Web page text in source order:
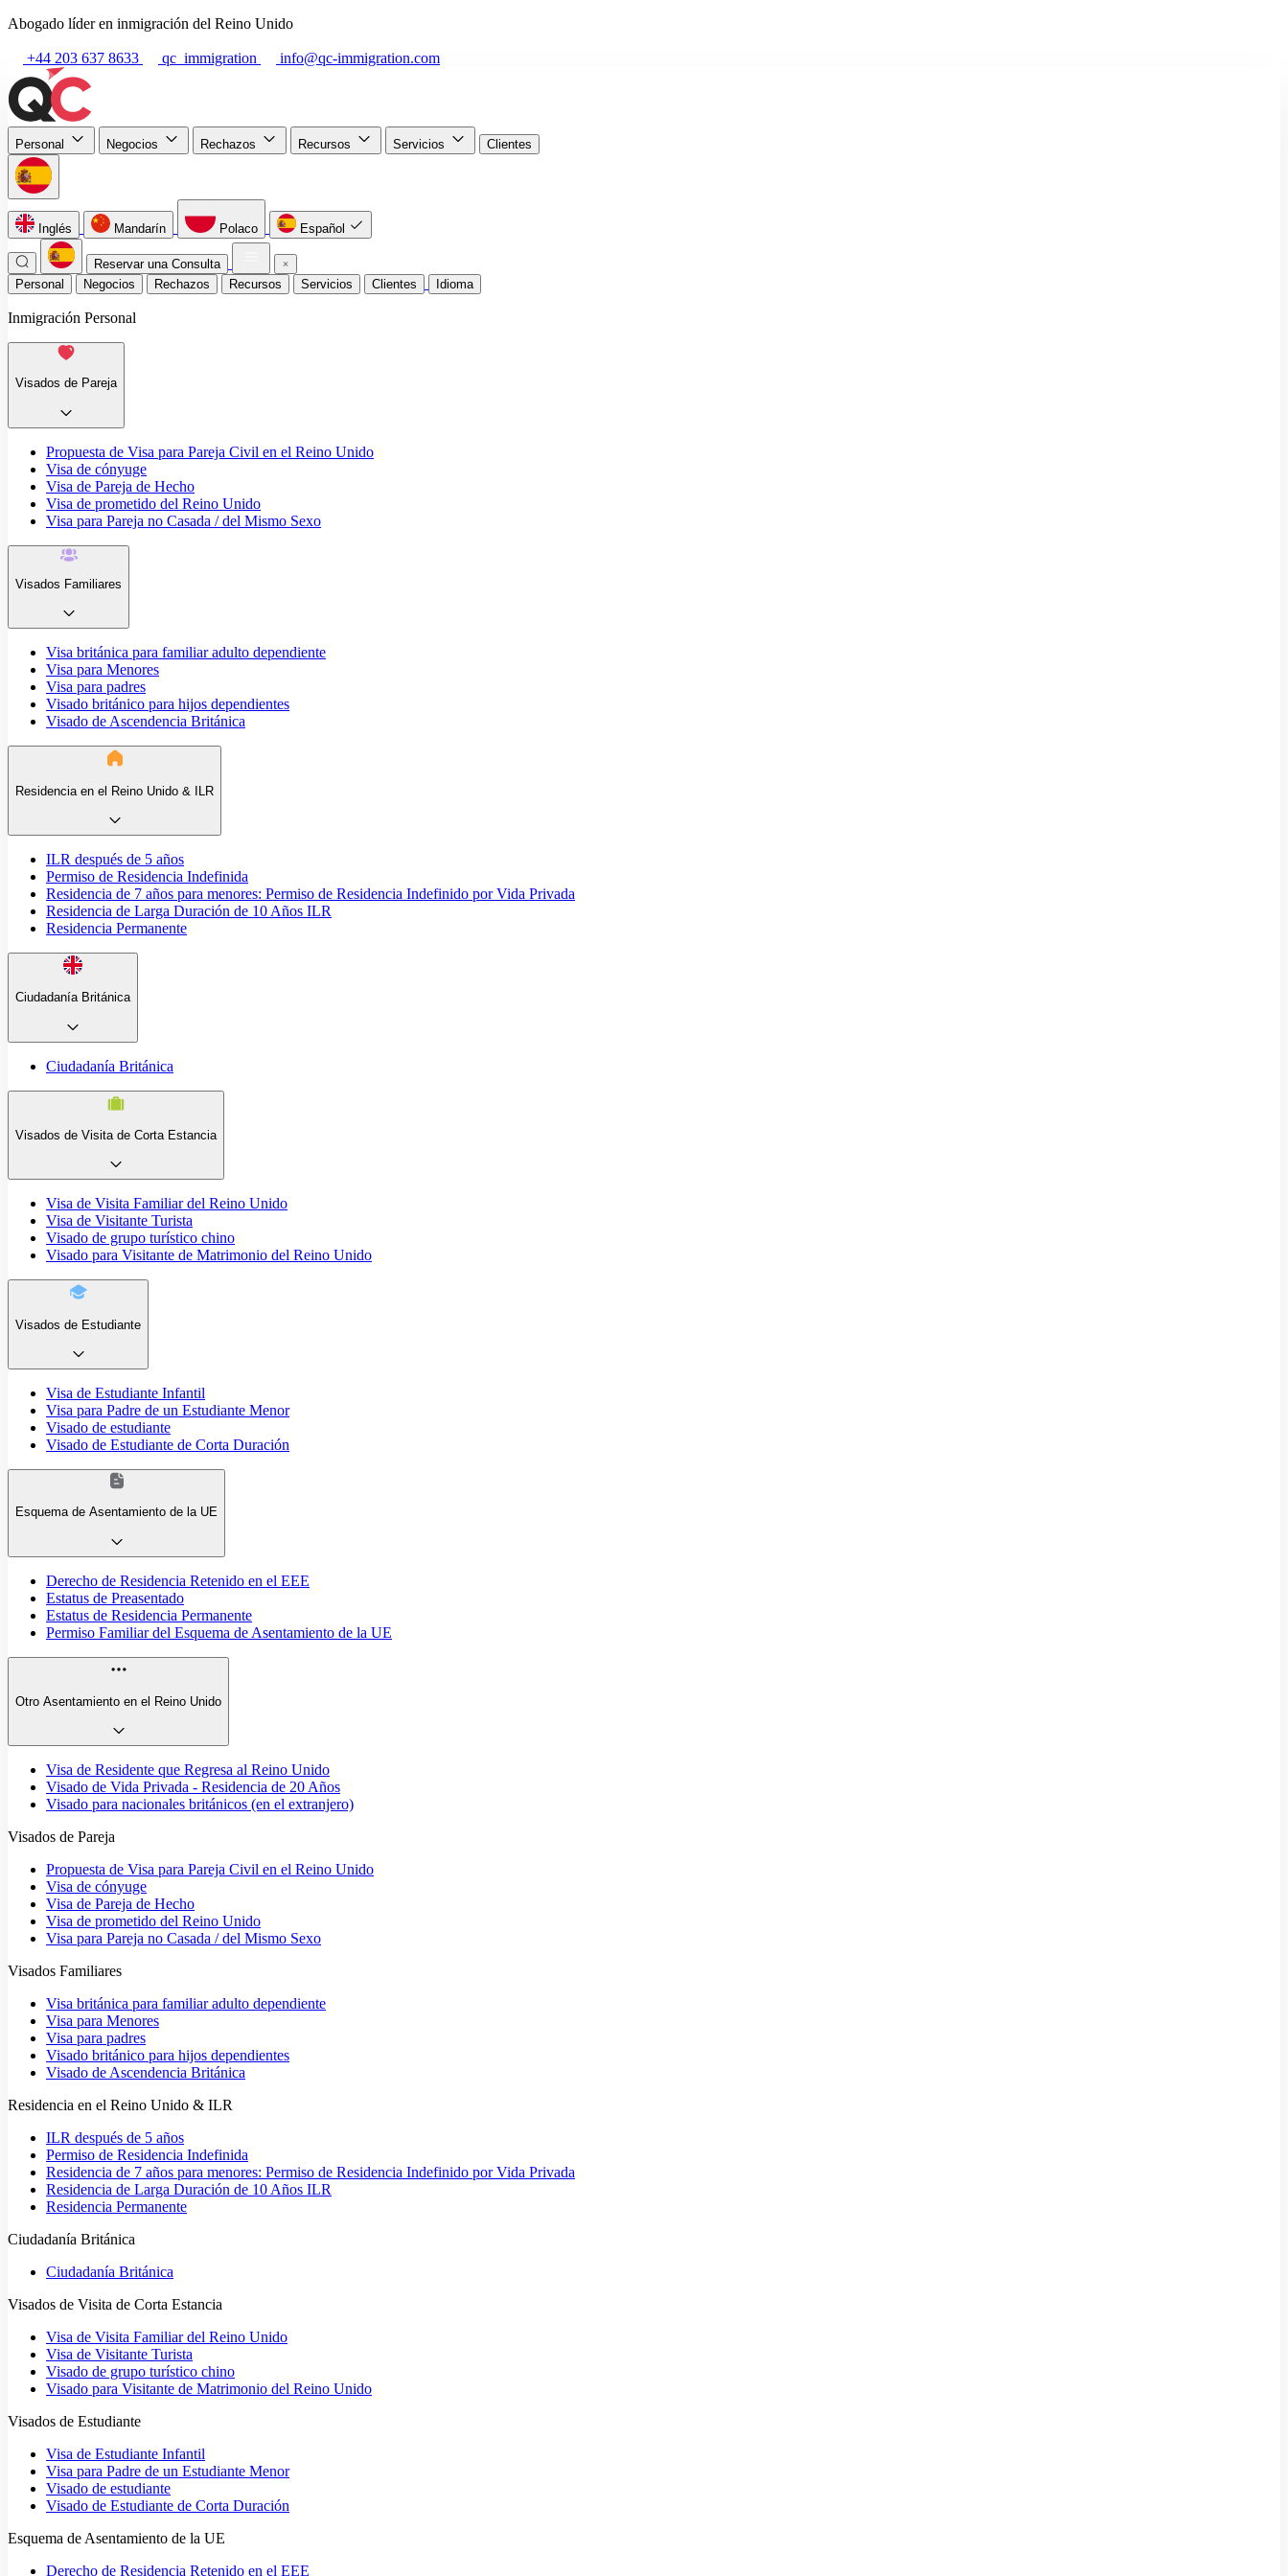
Abogado líder en inmigración del Reino Unido
+44 203 637 8633 qc_immigration info@qc-immigration.com
Personal Negocios Rechazos Recursos Servicios Clientes
Inglés Mandarín Polaco Español
Reservar una Consulta
Personal
Negocios Rechazos Recursos Servicios Clientes Idioma
Inmigración Personal
Visados de Pareja
Propuesta de Visa para Pareja Civil en el Reino Unido
Visa de cónyuge
Visa de Pareja de Hecho
Visa de prometido del Reino Unido
Visa para Pareja no Casada / del Mismo Sexo
Visados Familiares
Visa británica para familiar adulto dependiente
Visa para Menores
Visa para padres
Visado británico para hijos dependientes
Visado de Ascendencia Británica
Residencia en el Reino Unido & ILR
ILR después de 5 años
Permiso de Residencia Indefinida
Residencia de 7 años para menores: Permiso de Residencia Indefinido por Vida Privada
Residencia de Larga Duración de 10 Años ILR
Residencia Permanente
Ciudadanía Británica
Ciudadanía Británica
Visados de Visita de Corta Estancia
Visa de Visita Familiar del Reino Unido
Visa de Visitante Turista
Visado de grupo turístico chino
Visado para Visitante de Matrimonio del Reino Unido
Visados de Estudiante
Visa de Estudiante Infantil
Visa para Padre de un Estudiante Menor
Visado de estudiante
Visado de Estudiante de Corta Duración
Esquema de Asentamiento de la UE
Derecho de Residencia Retenido en el EEE
Estatus de Preasentado
Estatus de Residencia Permanente
Permiso Familiar del Esquema de Asentamiento de la UE
Otro Asentamiento en el Reino Unido
Visa de Residente que Regresa al Reino Unido
Visado de Vida Privada - Residencia de 20 Años
Visado para nacionales británicos (en el extranjero)
Visados de Pareja
Propuesta de Visa para Pareja Civil en el Reino Unido
Visa de cónyuge
Visa de Pareja de Hecho
Visa de prometido del Reino Unido
Visa para Pareja no Casada / del Mismo Sexo
Visados Familiares
Visa británica para familiar adulto dependiente
Visa para Menores
Visa para padres
Visado británico para hijos dependientes
Visado de Ascendencia Británica
Residencia en el Reino Unido & ILR
ILR después de 5 años
Permiso de Residencia Indefinida
Residencia de 7 años para menores: Permiso de Residencia Indefinido por Vida Privada
Residencia de Larga Duración de 10 Años ILR
Residencia Permanente
Ciudadanía Británica
Ciudadanía Británica
Visados de Visita de Corta Estancia
Visa de Visita Familiar del Reino Unido
Visa de Visitante Turista
Visado de grupo turístico chino
Visado para Visitante de Matrimonio del Reino Unido
Visados de Estudiante
Visa de Estudiante Infantil
Visa para Padre de un Estudiante Menor
Visado de estudiante
Visado de Estudiante de Corta Duración
Esquema de Asentamiento de la UE
Derecho de Residencia Retenido en el EEE